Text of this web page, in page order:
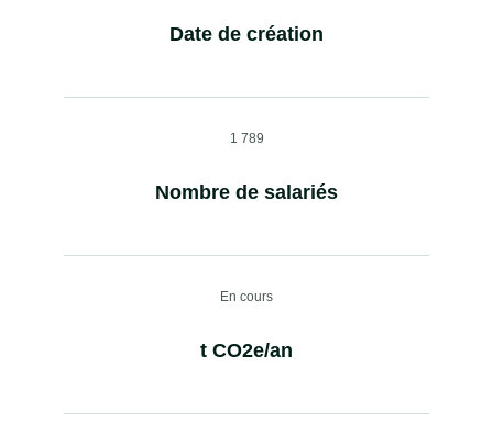
Date de création
1 789
Nombre de salariés
En cours
t CO2e/an